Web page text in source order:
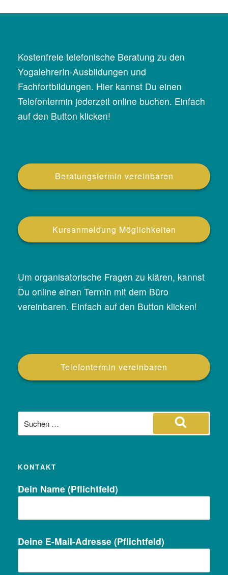
n
Kostenfreie telefonische Beratung zu den
YogalehrerIn-Ausbildungen und
Fachfortbildungen. Hier kannst Du einen
Telefontermin jederzeit online buchen. Einfach
auf den Button klicken!
Beratungstermin vereinbaren
Kursanmeldung Möglichkeiten
Um organisatorische Fragen zu klären, kannst
Du online einen Termin mit dem Büro
vereinbaren. Einfach auf den Button klicken!
Telefontermin vereinbaren
Suche
nach:
Suchen
KONTAKT
Dein Name (Pflichtfeld)
Deine E-Mail-Adresse (Pflichtfeld)